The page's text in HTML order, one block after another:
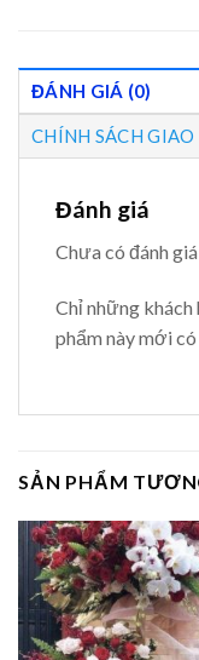
ĐÁNH GIÁ (0)
CHÍNH SÁCH GIAO
Đánh giá
Chưa có đánh
Chỉ những khách
phẩm này mới
SẢN PHẨM